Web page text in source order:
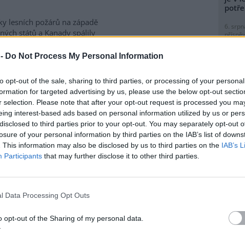
Do Not Process My Personal Information
opt-out of the sale, sharing to third parties, or processing of your
for targeted advertising by us, please use the below opt-out
selection. Please note that after your opt-out request is processed you
interest-based ads based on personal information utilized by us or
to third parties prior to your opt-out. You may separately opt-out
of your personal information by third parties on the IAB’s list of
This information may also be disclosed by us to third parties on the IAB’s
Participants that may further disclose it to other third parties.
Data Processing Opt Outs
opt-out of the Sharing of my personal data.
lesních požárů na západě
států a Kanady spálily
státě Oregon o víkendu
čtverečních porostu,
tisíců lidí. V provincii
mezitím propukly nové
kterých udeřily v oblastech
premiéra Marka
k nejhorším v historii
sucho bude kvůli
změny zesílilo. Přestože
6.
let
8.
9.
10.
a